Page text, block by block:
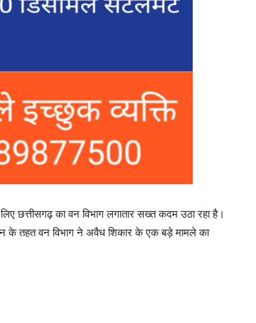
छत्तीसगढ़ का वन विभाग लगातार सख्त कदम उठा रहा है।
के तहत वन विभाग ने अवैध शिकार के एक बड़े मामले का